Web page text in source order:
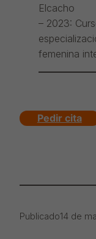
Elcacho
– 2023:
femenina
Pedir cita
Publicado14 de